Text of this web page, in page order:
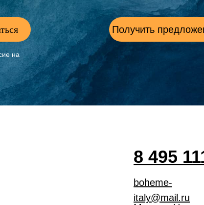
на
Получить
8 495
boheme-
italy@mail.ru